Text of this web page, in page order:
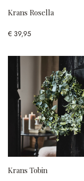
Krans Rosella
€ 39,95
Krans Tobin